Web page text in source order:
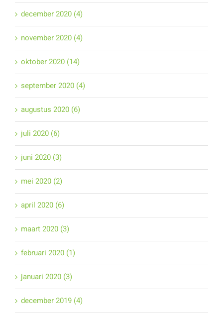
december 2020 (4)
november 2020 (4)
oktober 2020 (14)
september 2020 (4)
augustus 2020 (6)
juli 2020 (6)
juni 2020 (3)
mei 2020 (2)
april 2020 (6)
maart 2020 (3)
februari 2020 (1)
januari 2020 (3)
december 2019 (4)